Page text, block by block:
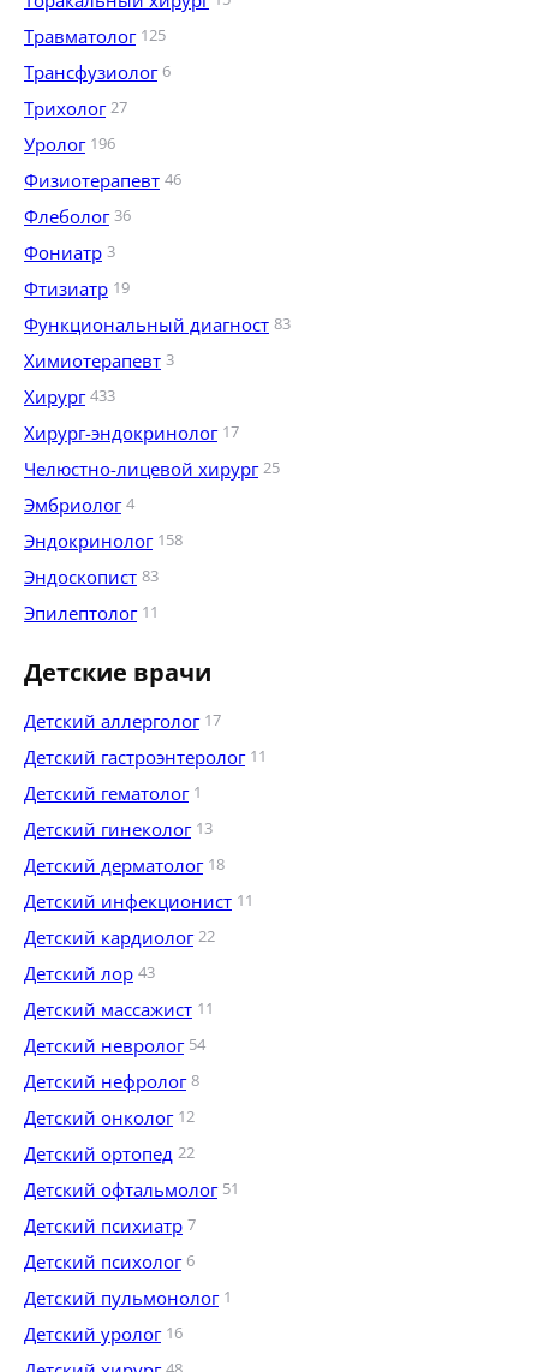
Травматолог 125
Трансфузиолог 6
Трихолог 27
Уролог 196
Физиотерапевт 46
Флеболог 36
Фониатр 3
Фтизиатр 19
Функциональный диагност 83
Химиотерапевт 3
Хирург 433
Хирург-эндокринолог 17
Челюстно-лицевой хирург 25
Эмбриолог 4
Эндокринолог 158
Эндоскопист 83
Эпилептолог 11
Детские врачи
Детский аллерголог 17
Детский гастроэнтеролог 11
Детский гематолог 1
Детский гинеколог 13
Детский дерматолог 18
Детский инфекционист 11
Детский кардиолог 22
Детский лор 43
Детский массажист 11
Детский невролог 54
Детский нефролог 8
Детский онколог 12
Детский ортопед 22
Детский офтальмолог 51
Детский психиатр 7
Детский психолог 6
Детский пульмонолог 1
Детский уролог 16